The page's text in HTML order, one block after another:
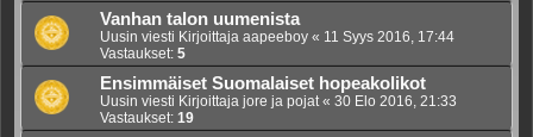
Vanhan talon uumenista
Uusin viesti Kirjoittaja aapeeboy « 11 Syys 2016, 17:44
Vastaukset: 5
Ensimmäiset Suomalaiset hopeakolikot
Uusin viesti Kirjoittaja jore ja pojat« 30 Elo 2016, 21:33
Vastaukset: 19